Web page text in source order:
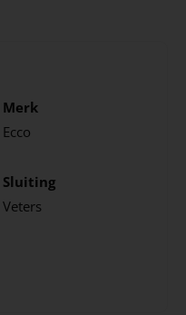
Merk
Ecco
Sluiting
Veters